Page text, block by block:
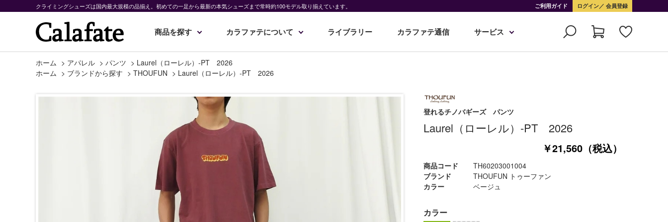
クライミングシューズは国内最大規模の品揃え。初めての一足から最新の本気シューズまで常時約100モデル取り揃えています。 ご利用ガイド ログイン 会員登録
商品を探す カラファテについて ライブラリー カラファテ通信 サービス
ホーム > アパレル > パンツ > Laurel（ローレル）-PT 2026
ホーム > ブランドから探す > THOUFUN > Laurel（ローレル）-PT 2026
登れるチノバギーズ パンツ
Laurel（ローレル）-PT 2026
￥21,560（税込）
商品コード
TH60203001004
ブランド
THOUFUN トゥーファン
カラー
ベージュ
カラー